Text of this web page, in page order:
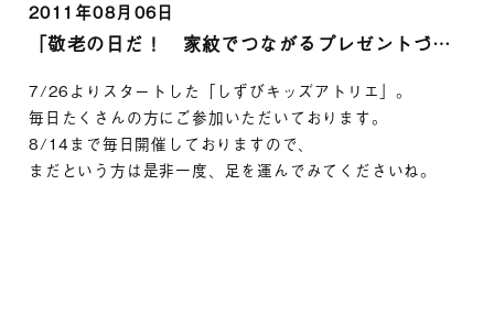
2011年08月06日
「敬老の日だ！ 家紋でつながるプレゼントづくり」申込み受付中！！
7/26よりスタートした「しずびキッズアトリエ」。
毎日たくさんの方にご参加いただいております。
8/14まで毎日開催しておりますので、
まだという方は是非一度、足を運んでみてくださいね。